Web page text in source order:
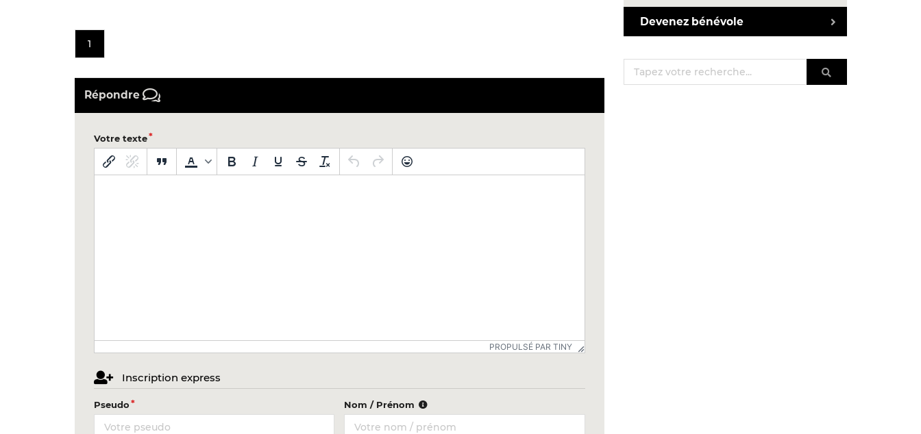
1
Répondre
Votre texte
PROPULSÉ PAR TINY
Inscription express
Pseudo Nom / Prénom
Devenez bénévole